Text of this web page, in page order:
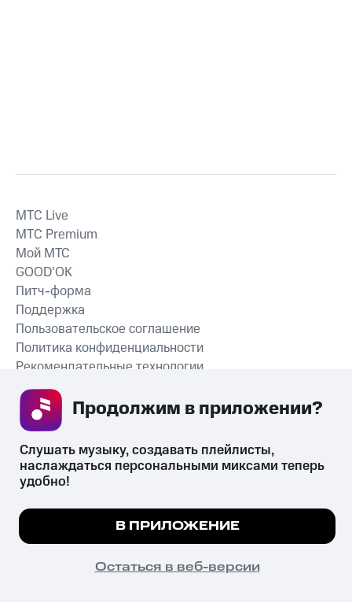
MTС Live
MTС Premium
Мой МТС
GOOD’OK
Питч-форма
Поддержка
Пользовательское соглашение
Политика конфиденциальности
Рекомендательные технологии
Незаконное потребление наркотических средств,
их незаконный оборот запрещён и влечёт установленную
законодательством ответственность.
© 2026 ООО «КИОН».
Все права защищены
Мы используем куки, чтобы на сайте все
Подробнее
ПОНЯТНО
Слушать музыку, создавать плейлисты,
наслаждаться персональными миксами теперь
удобно!
В ПРИЛОЖЕНИЕ
Остаться в веб-версии